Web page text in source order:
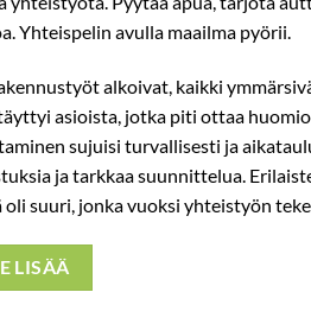
Yhteispelin avulla maailma pyörii.
alkoivat, kaikki
asioista, jotka piti ottaa
sujuisi turvallisesti ja
ja tarkkaa suunnittelua.
oli suuri, jonka vuoksi yhteistyön
LISÄÄ